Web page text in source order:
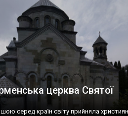
«повстяками» (postaki)…” “Вино. Крим
вино і його вдосталь: воно все
[…]
церква Святої
серед країн світу прийняла